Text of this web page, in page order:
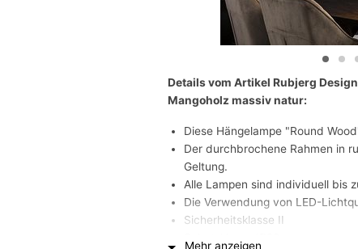
Details vom Artikel Rubjerg
Mangoholz massiv natur:
Diese Hängelampe "Round
Der durchbrochene Rahmen in
Geltung.
Alle Lampen sind individuell bis
Die Verwendung von LED-
Sicherheitsklasse II
Mehr anzeigen